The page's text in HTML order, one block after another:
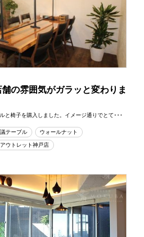
の雰囲気がガラッと変わりま
と椅子を購入しました。イメージ通りでとて･･･
テーブル
ウォールナット
アウトレット神戸店